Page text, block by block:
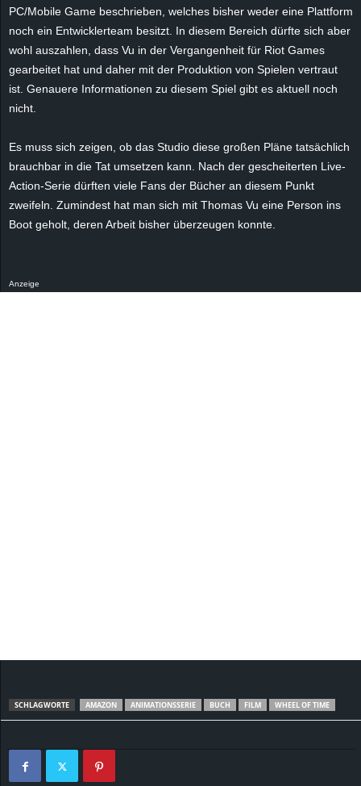
PC/Mobile Game beschrieben, welches bisher weder eine Plattform
noch ein Entwicklerteam besitzt. In diesem Bereich dürfte sich aber
wohl auszahlen, dass Vu in der Vergangenheit für Riot Games
gearbeitet hat und daher mit der Produktion von Spielen vertraut
ist. Genauere Informationen zu diesem Spiel gibt es aktuell noch
nicht.
Es muss sich zeigen, ob das Studio diese großen Pläne tatsächlich
brauchbar in die Tat umsetzen kann. Nach der gescheiterten Live-
Action-Serie dürften viele Fans der Bücher an diesem Punkt
zweifeln. Zumindest hat man sich mit Thomas Vu eine Person ins
Boot geholt, deren Arbeit bisher überzeugen konnte.
Anzeige
SCHLAGWORTE AMAZON ANIMATIONSSERIE BUCH FILM WHEEL OF TIME